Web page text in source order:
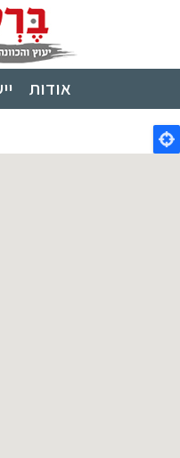
תפריט ראשי
אודות